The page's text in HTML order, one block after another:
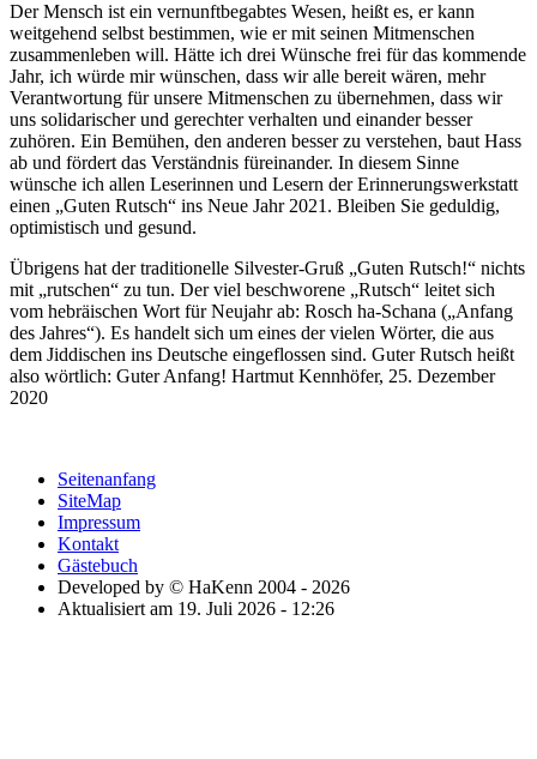
Der Mensch ist ein vernunftbegabtes Wesen, heißt es, er kann
weitgehend selbst bestimmen, wie er mit seinen Mitmenschen
zusammenleben will. Hätte ich drei Wünsche frei für das kommende
Jahr, ich würde mir wünschen, dass wir alle bereit wären, mehr
Verantwortung für unsere Mitmenschen zu übernehmen, dass wir
uns solidarischer und gerechter verhalten und einander besser
zuhören. Ein Bemühen, den anderen besser zu verstehen, baut Hass
ab und fördert das Verständnis füreinander. In diesem Sinne
wünsche ich allen Leserinnen und Lesern der Erinnerungswerkstatt
einen
Guten Rutsch
ins Neue Jahr 2021. Bleiben Sie geduldig,
optimistisch und gesund.
Übrigens hat der traditionelle Silvester-Gruß
Guten Rutsch!
nichts
mit
rutschen zu tun. Der viel beschworene Rutsch
leitet sich
vom hebräischen Wort für Neujahr ab: Rosch ha-Schana ( Anfang
des Jahres ). Es handelt sich um eines der vielen Wörter, die aus
dem Jiddischen ins Deutsche eingeflossen sind. Guter Rutsch heißt
also wörtlich: Guter Anfang! Hartmut Kennhöfer, 25. Dezember
2020
Seitenanfang
SiteMap
Impressum
Kontakt
Gästebuch
Developed by © HaKenn 2004 - 2026
Aktualisiert am 19. Juli 2026 - 12:26